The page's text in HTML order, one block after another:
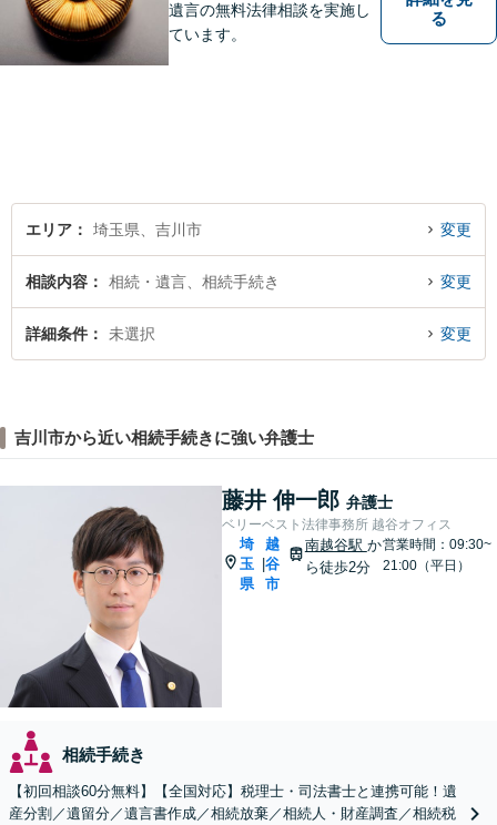
遺言の無料法律相談を実施し
ています。
る
エリア 埼玉県、吉川市 変更
相談内容 相続・遺言、相続手続き 変更
詳細条件 未選択 変更
吉川市から近い相続手続きに強い弁護士
藤井 伸一郎 弁護士
ベリーベスト法律事務所 越谷オフィス
埼
玉
県
越
谷
市
南越谷駅 か
ら徒歩2分
営業時間：09:30~
21:00（平日）
相続手続き
【初回相談60分無料】【全国対応】税理士・司法書士と連携可能！遺
産分割／遺留分／遺言書作成／相続放棄／相続人・財産調査／相続税